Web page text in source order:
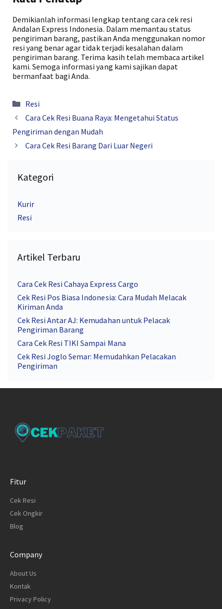
Demikianlah informasi lengkap tentang cara cek resi
Andalan Express Indonesia. Dalam memantau status
pengiriman barang, pastikan Anda menggunakan nomor
resi yang benar agar tidak terjadi kesalahan dalam
pengiriman barang. Terima kasih telah membaca artikel
kami. Semoga informasi yang kami sajikan dapat
bermanfaat bagi Anda.
Kategori
Resi
Cara Cek Resi Buana Raya: Mengetahui Status
Pengiriman dengan Mudah
Cara Cek Resi Barang Dari Luar Negeri
Kategori
Kurir
Resi
Artikel Terbaru
Cara Cek Resi Cahaya Express Cargo
Cek Resi Pos Biasa Indonesia: Cara Mudah Melacak
Kiriman Anda
Cek Resi Antar AJ: Kemudahan untuk Pelacak
Pengiriman Barang
Cara Cek Resi TIKI Sampai Mana
Cek Resi Joglo Semar: Memudahkan Pelacakan
Pengiriman
Fitur
Cek Resi
Cek Ongkir
Blog
Company
About Us
Kontak
Privacy Policy